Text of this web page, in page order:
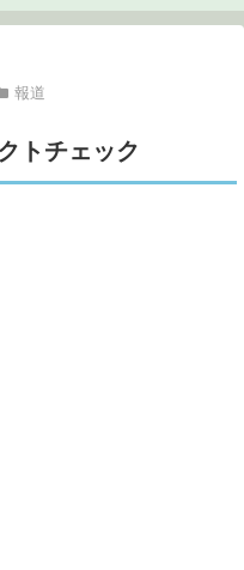
報道
トチェック